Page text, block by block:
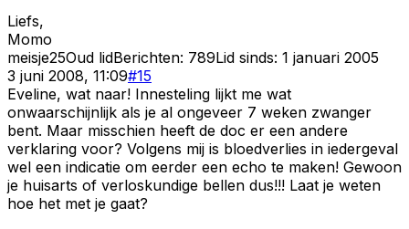
Liefs,
Momo
meisje25Oud lidBerichten: 789Lid sinds: 1 januari 2005
3 juni 2008, 11:09#15
Eveline, wat naar! Innesteling lijkt me wat
onwaarschijnlijk als je al ongeveer 7 weken zwanger
bent. Maar misschien heeft de doc er een andere
verklaring voor? Volgens mij is bloedverlies in iedergeval
wel een indicatie om eerder een echo te maken! Gewoon
je huisarts of verloskundige bellen dus!!! Laat je weten
hoe het met je gaat?